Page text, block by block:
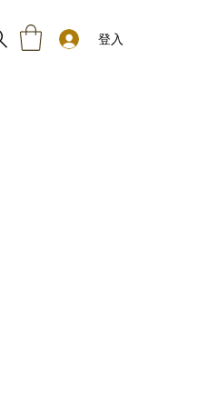
登入